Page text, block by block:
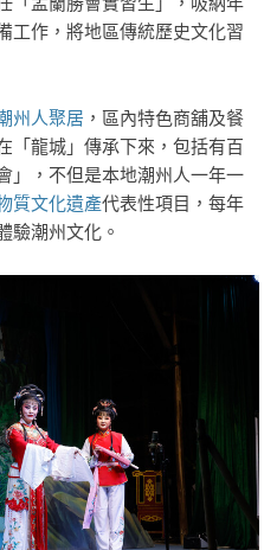
工作，將地區傳統歷史文化習
州人聚居 ，區內特色商舖及餐
「龍城」傳承下來，包括有百
」，不但是本地潮州人一年一
質文化遺產代表性項目，每年
驗潮州文化。